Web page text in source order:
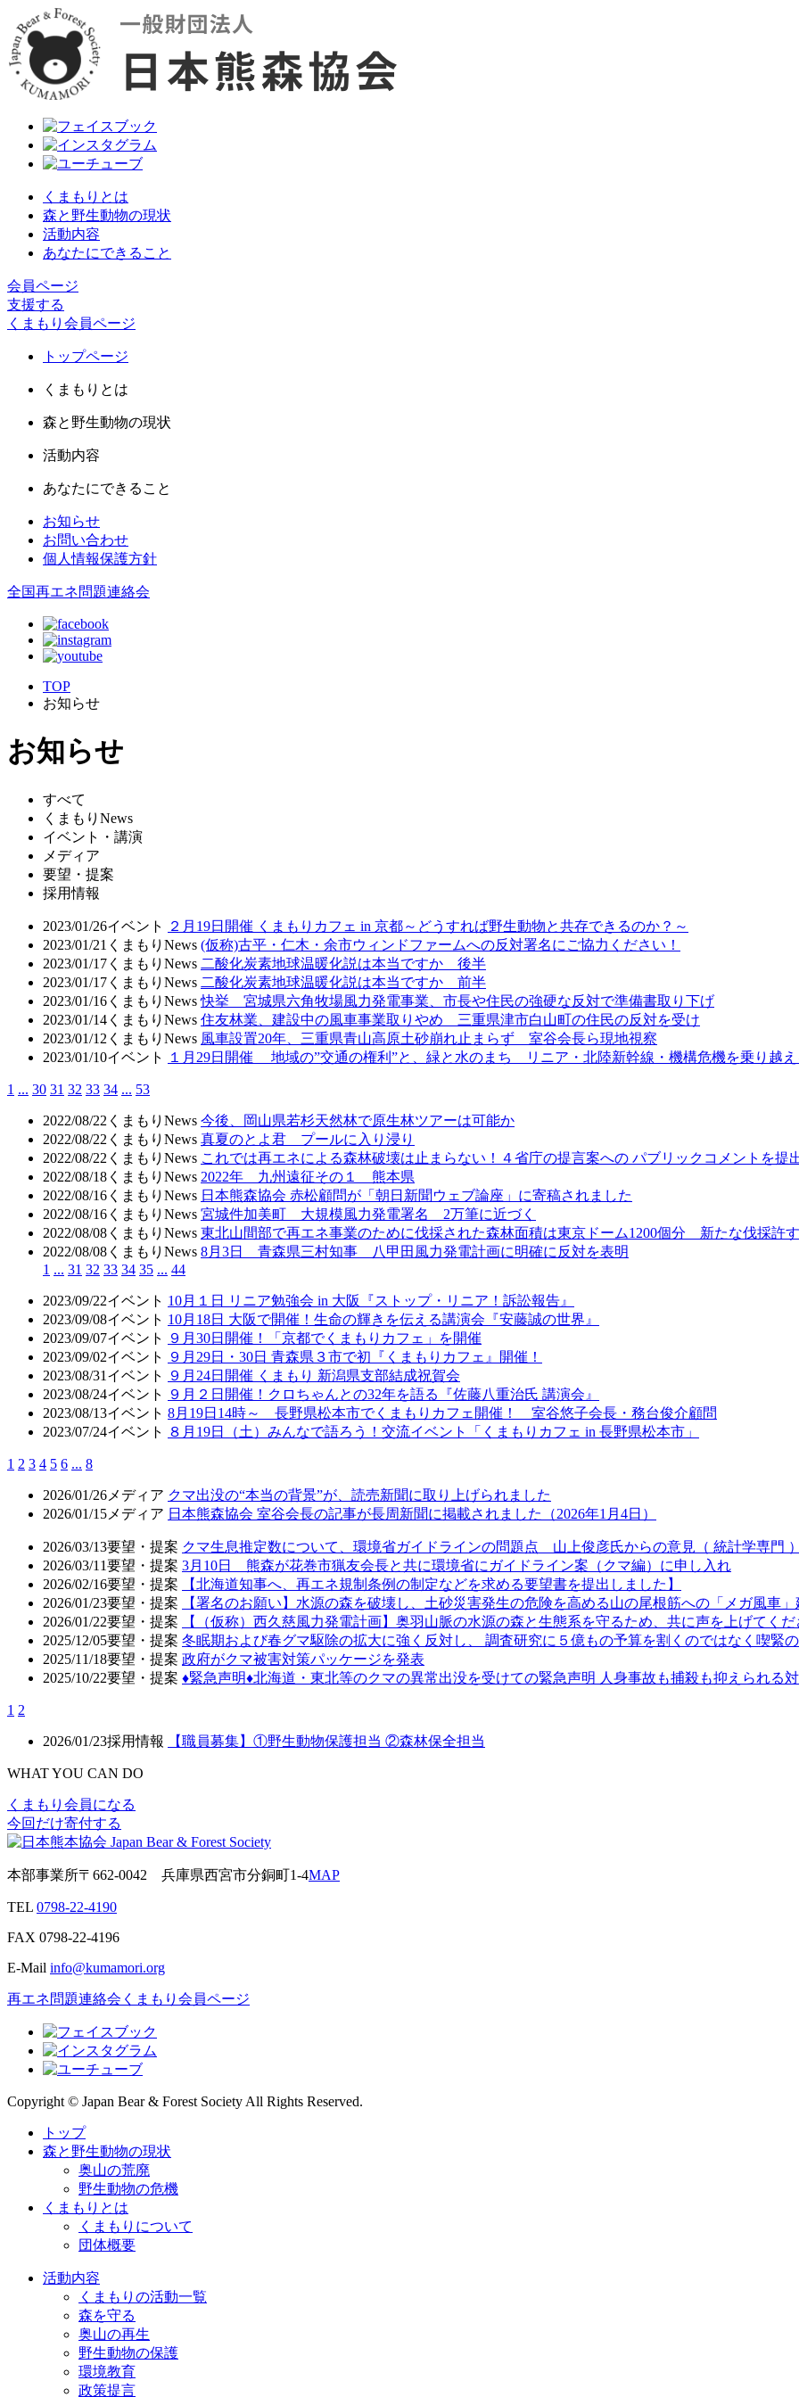
くまもりとは
森と野生動物の現状
活動内容
あなたにできること
会員ページ
支援する
くまもり会員ページ
トップページ
くまもりとは
森と野生動物の現状
活動内容
あなたにできること
お知らせ
お問い合わせ
個人情報保護方針
全国再エネ問題連絡会
TOP
お知らせ
お知らせ
すべて
くまもりNews
イベント・講演
メディア
要望・提案
採用情報
2023/01/26イベント
２月19日開催 くまもりカフェ in 京都～どうすれば野生動物と共存できるのか？～
2023/01/21 くまもりNews (仮称)古平・仁木・余市ウィンドファームへの反対署名にご協力ください！
2023/01/17 くまもりNews 二酸化炭素地球温暖化説は本当ですか 後半
2023/01/17 くまもりNews 二酸化炭素地球温暖化説は本当ですか 前半
2023/01/16 くまもりNews 快挙 宮城県六角牧場風力発電事業、市長や住民の強硬な反対で準備書取り下げ
2023/01/14 くまもりNews 住友林業、建設中の風車事業取りやめ 三重県津市白山町の住民の反対を受け
2023/01/12 くまもりNews 風車設置20年、三重県青山高原土砂崩れ止まらず 室谷会長ら現地視察
2023/01/10イベント １月29日開催 地域の”交通の権利”と、緑と水のまち リニア・北陸新幹線・機構危機を乗り越
1 ... 30 31 32 33 34 ... 53
2022/08/22 くまもりNews 今後、岡山県若杉天然林で原生林ツアーは可能か
2022/08/22 くまもりNews 真夏のとよ君 プールに入り浸り
2022/08/22 くまもりNews これでは再エネによる森林破壊は止まらない！４省庁の提言案への パブリックコメントを提
2022/08/18 くまもりNews 2022年 九州遠征その１ 熊本県
2022/08/16 くまもりNews 日本熊森協会 赤松顧問が「朝日新聞ウェブ論座」に寄稿されました
2022/08/16 くまもりNews 宮城件加美町 大規模風力発電署名 2万筆に近づく
2022/08/08 くまもりNews 東北山間部で再エネ事業のために伐採された森林面積は東京ドーム1200個分 新たな伐採許
2022/08/08 くまもりNews 8月3日 青森県三村知事 八甲田風力発電計画に明確に反対を表明
1 ... 31 32 33 34 35 ... 44
2023/09/22イベント 10月１日 リニア勉強会 in 大阪『ストップ・リニア！訴訟報告』
2023/09/08イベント 10月18日 大阪で開催！生命の輝きを伝える講演会『安藤誠の世界』
2023/09/07イベント
９月30日開催！「京都でくまもりカフェ」を開催
2023/09/02イベント
９月29日・30日 青森県３市で初『くまもりカフェ』開催！
2023/08/31 イベント
９月24日開催 くまもり 新潟県支部結成祝賀会
2023/08/24イベント
９月２日開催！クロちゃんとの32年を語る『佐藤八重治氏 講演会』
2023/08/13イベント 8月19日14時～ 長野県松本市でくまもりカフェ開催！ 室谷悠子会長・務台俊介顧問
2023/07/24イベント ８月19日（土）みんなで語ろう！交流イベント「くまもりカフェ in 長野県松本市」
1 2 3 4 5 6 ... 8
2026/01/26 メディア クマ出没の“本当の背景”が、読売新聞に取り上げられました
2026/01/15 メディア 日本熊森協会 室谷会長の記事が長周新聞に掲載されました（2026年1月4日）
2026/03/13要望・提案 クマ生息推定数について、環境省ガイドラインの問題点 山上俊彦氏からの意見（ 統計学専門
2026/03/11要望・提案 3月10日 熊森が花巻市猟友会長と共に環境省にガイドライン案（クマ編）に申し入れ
2026/02/16要望・提案
【北海道知事へ、再エネ規制条例の制定などを求める要望書を提出しました】
2026/01/23要望・提案
【署名のお願い】水源の森を破壊し、土砂災害発生の危険を高める山の尾根筋への「メガ風車
2026/01/22要望・提案
【（仮称）西久慈風力発電計画】奥羽山脈の水源の森と生態系を守るため、共に声を上げてく
2025/12/05要望・提案 冬眠期および春グマ駆除の拡大に強く反対し、 調査研究に５億もの予算を割くのではなく喫緊
2025/11/18要望・提案 政府がクマ被害対策パッケージを発表
2025/10/22要望・提案 ♦️緊急声明♦️北海道・東北等のクマの異常出没を受けての緊急声明 人身事故も捕殺も抑えられる
1 2
2026/01/23採用情報 【職員募集】①野生動物保護担当 ②森林保全担当
WHAT YOU CAN DO
くまもり会員になる
今回だけ寄付する
本部事業所〒662-0042 兵庫県西宮市分銅町1-4MAP
TEL 0798-22-4190
FAX 0798-22-4196
E-Mail info@kumamori.org
再エネ問題連絡会 くまもり会員ページ
Copyright © Japan Bear & Forest Society All Rights Reserved.
トップ
森と野生動物の現状
奥山の荒廃
野生動物の危機
くまもりとは
くまもりについて
団体概要
活動内容
くまもりの活動一覧
森を守る
奥山の再生
野生動物の保護
環境教育
政策提言